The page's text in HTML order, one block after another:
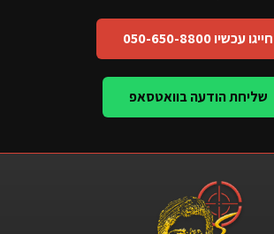
חייגו עכשיו 050-650-8800
שליחת הודעה בוואטסאפ